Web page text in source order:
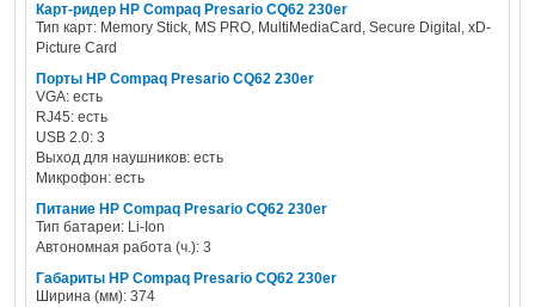
Карт-ридер HP Compaq Presario CQ62 230er
Тип карт: Memory Stick, MS PRO, MultiMediaCard, Secure Digital, xD-
Picture Card
Порты HP Compaq Presario CQ62 230er
VGA: есть
RJ45: есть
USB 2.0: 3
Выход для наушников: есть
Микрофон: есть
Питание HP Compaq Presario CQ62 230er
Тип батареи: Li-Ion
Автономная работа (ч.): 3
Габариты HP Compaq Presario CQ62 230er
Ширина (мм): 374